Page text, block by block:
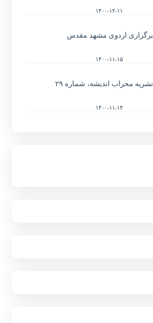
۱۴۰۰-۱۲-۱۱
برگزاری اردوی مشهد مقدس
۱۴۰۰-۱۱-۱۵
نشریه محراب اندیشه، شماره ۲۹
۱۴۰۰-۱۱-۱۴